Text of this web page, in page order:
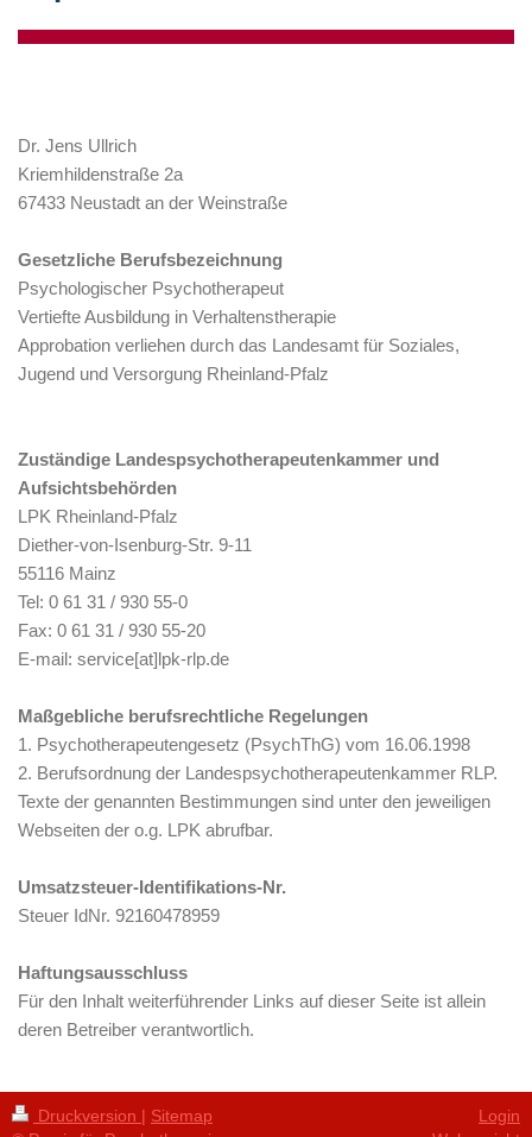
Dr. Jens Ullrich
Kriemhildenstraße 2a
67433 Neustadt an der Weinstraße
Gesetzliche Berufsbezeichnung
Psychologischer Psychotherapeut
Vertiefte Ausbildung in Verhaltenstherapie
Approbation verliehen durch das Landesamt für Soziales,
Jugend und Versorgung Rheinland-Pfalz
Zuständige Landespsychotherapeutenkammer und
Aufsichtsbehörden
LPK Rheinland-Pfalz
Diether-von-Isenburg-Str. 9-11
55116 Mainz
Tel: 0 61 31 / 930 55-0
Fax: 0 61 31 / 930 55-20
E-mail: service[at]lpk-rlp.de
Maßgebliche berufsrechtliche Regelungen
1. Psychotherapeutengesetz (PsychThG) vom 16.06.1998
2. Berufsordnung der Landespsychotherapeutenkammer RLP.
Texte der genannten Bestimmungen sind unter den jeweiligen
Webseiten der o.g. LPK abrufbar.
Umsatzsteuer-Identifikations-Nr.
Steuer IdNr. 92160478959
Haftungsausschluss
Für den Inhalt weiterführender Links auf dieser Seite ist allein
deren Betreiber verantwortlich.
Druckversion | Sitemap
Login